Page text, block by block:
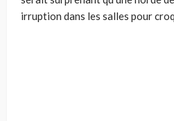
irruption dans les salles pour